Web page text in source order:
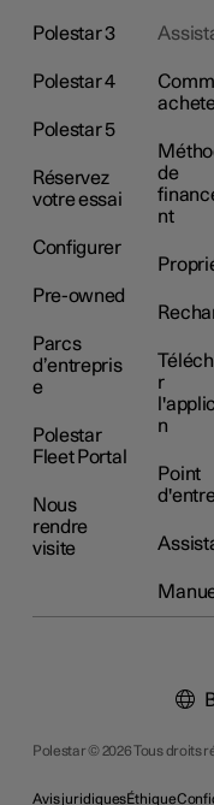
Polestar 3
Polestar 4
Polestar 5
Réservez
votre essai
Configurer
Pre-owned
Parcs
d’entrepris
e
Polestar
Fleet Portal
Nous
rendre
visite
de
nt
r
n
Point
Polestar © 2026 Tous droits
Avis juridiquesÉthique